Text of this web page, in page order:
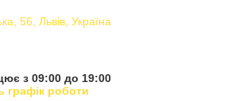
56, Львів, Україна
з 09:00 до 19:00
графік роботи